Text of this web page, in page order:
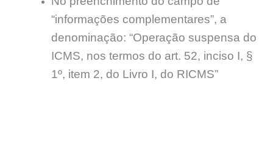
“informações complementares”, a
denominação: “Operação suspensa do
ICMS, nos termos do art. 52, inciso I, §
1º, item 2, do Livro I, do RICMS”